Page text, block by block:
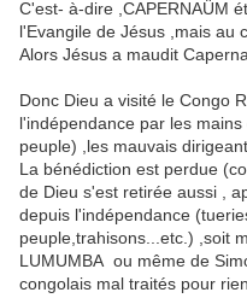
C'est- à-dire ,CAPERNAÜM
l'Evangile de Jésus ,mais au
Alors Jésus a maudit
Donc Dieu a visité le Congo
l'indépendance par les
peuple) ,les mauvais
La bénédiction est perdue
de Dieu s'est retirée aussi ,
depuis l'indépendance
peuple,trahisons...etc.) ,soit
LUMUMBA ou même de
congolais mal traités pour